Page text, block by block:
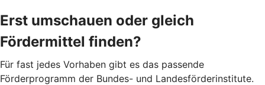
Erst umschauen oder gleich
Fördermittel finden?
Für fast jedes Vorhaben gibt es das passende
Förderprogramm der Bundes- und Landesförderinstitute.